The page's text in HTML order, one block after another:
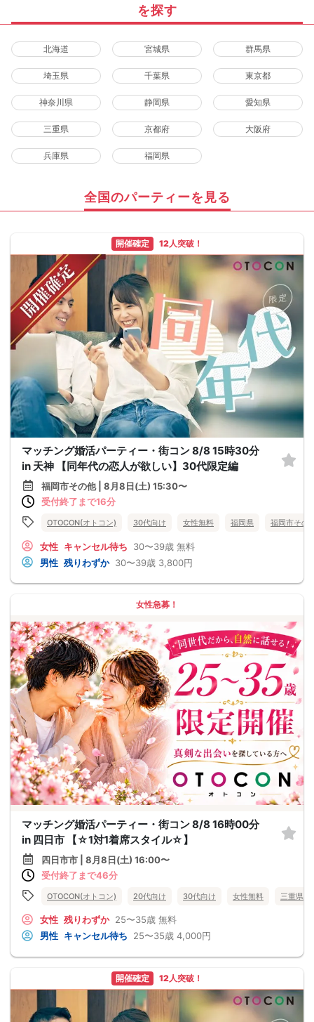
を探す
北海道 宮城県 群馬県
埼玉県 千葉県 東京都
神奈川県 静岡県 愛知県
三重県 京都府 大阪府
兵庫県 福岡県
全国のパーティーを見る
開催確定 12人突破！
マッチング婚活パーティー・街コン 8/8 15時30分
in 天神 【同年代の恋人が欲しい】30代限定編
福岡市その他 | 8月8日(土) 15:30〜
受付終了まで16分
OTOCON(オトコン) 30代向け 女性無料 福岡県 福岡市その
女性 キャンセル待ち 30〜39歳 無料
男性 残りわずか 30〜39歳 3,800円
女性急募！
マッチング婚活パーティー・街コン 8/8 16時00分
in 四日市 【☆1対1着席スタイル☆】
四日市市 | 8月8日(土) 16:00〜
受付終了まで46分
OTOCON(オトコン) 20代向け 30代向け 女性無料 三重県
女性 残りわずか 25〜35歳 無料
男性 キャンセル待ち 25〜35歳 4,000円
開催確定 12人突破！